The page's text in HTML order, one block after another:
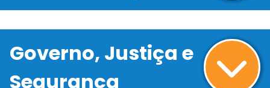
Governo, Justiça e
Segurança